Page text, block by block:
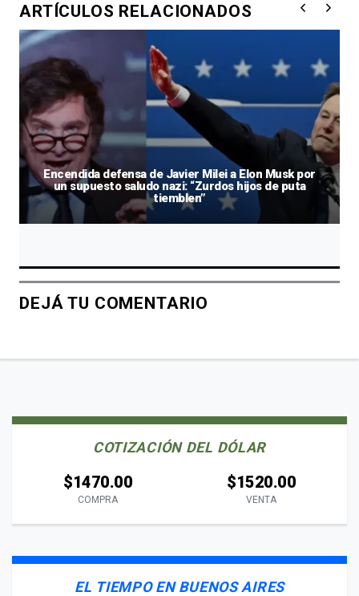
ARTÍCULOS RELACIONADOS
Encendida defensa de Javier Milei a Elon Musk por
un supuesto saludo nazi: “Zurdos hijos de puta
tiemblen”
DEJÁ TU COMENTARIO
COTIZACIÓN DEL DÓLAR
$1470.00
COMPRA
$1520.00
VENTA
EL TIEMPO EN BUENOS AIRES